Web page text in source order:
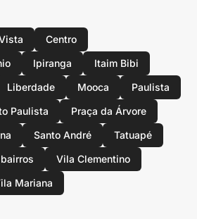
Centro
Ipiranga
Itaim Bibi
Liberdade Mooca
Paulista
Paulista
Praça da Árvore
Santo André
Tatuapé
Vila Clementino
Mariana